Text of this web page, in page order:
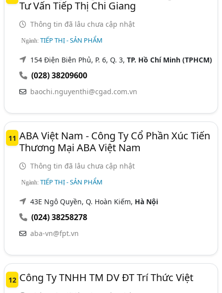
Tư Vấn Tiếp Thị Chi Giang
Thông tin đã lâu chưa cập nhật
Ngành:TIẾP THỊ - SẢN PHẨM
154 Điện Biên Phủ, P. 6, Q. 3,TP. Hồ Chí Minh (TPHCM)
(028) 38209600
baochi.nguyenthi@cgad.com.vn
11 ABA Việt Nam - Công Ty Cổ Phần Xúc Tiến
Thương Mại ABA Việt Nam
Thông tin đã lâu chưa cập nhật
Ngành:TIẾP THỊ - SẢN PHẨM
43E Ngô Quyền, Q. Hoàn Kiếm, Hà Nội
(024) 38258278
aba-vn@fpt.vn
12 Công Ty TNHH TM DV ĐT Trí Thức Việt